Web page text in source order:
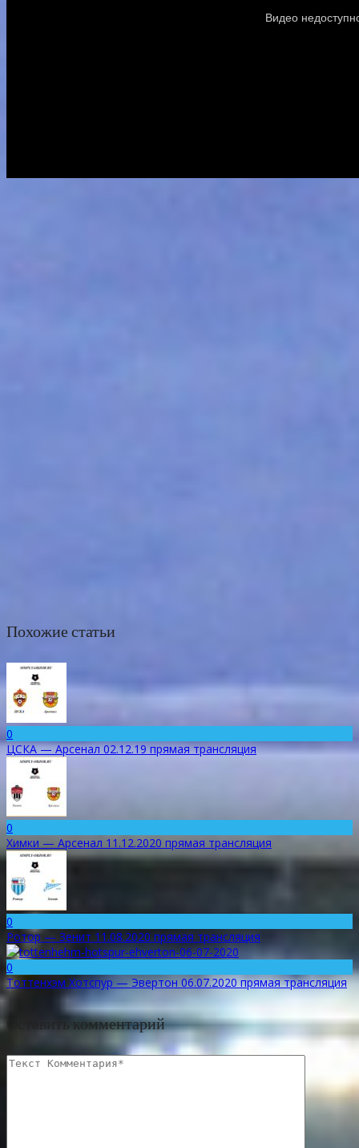
Похожие статьи
0
ЦСКА — Арсенал 02.12.19 прямая трансляция
0
Химки — Арсенал 11.12.2020 прямая трансляция
0
Ротор — Зенит 11.08.2020 прямая трансляция
0
Тоттенхэм Хотспур — Эвертон 06.07.2020 прямая трансляция
Оставить комментарий